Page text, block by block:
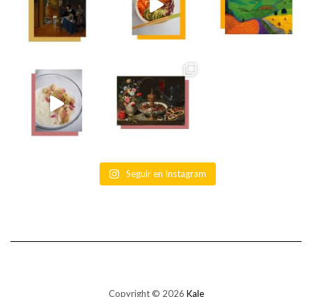
Seguir en Instagram
Copyright © 2026 Kale